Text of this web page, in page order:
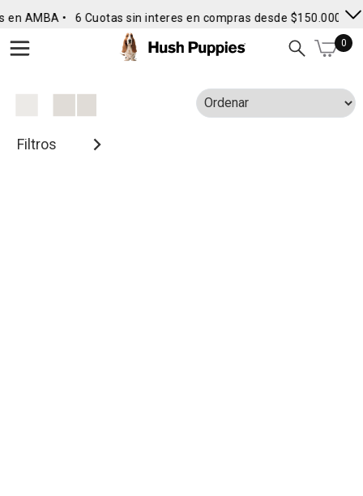
en AMBA • 6 Cuotas sin interes en compras desde $150.000 •
0
Filtros